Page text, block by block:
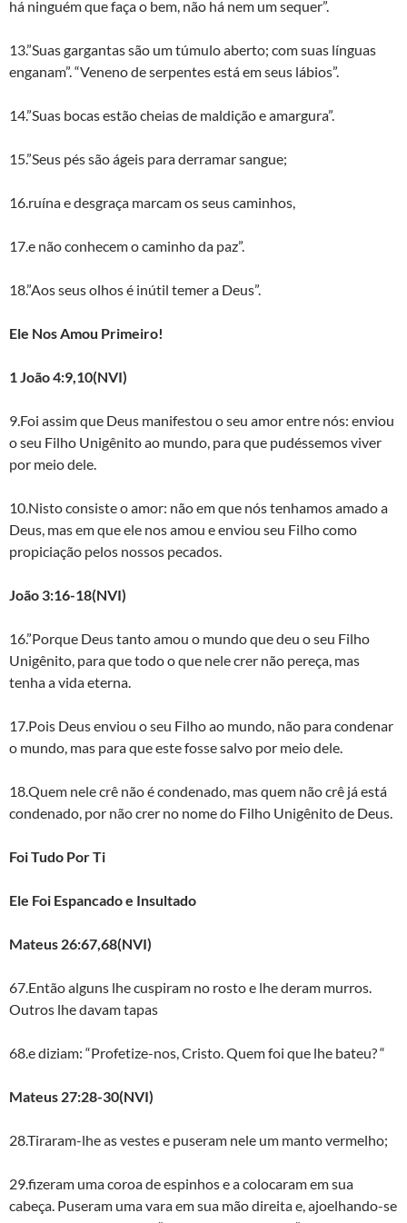
há ninguém que faça o bem, não há nem um sequer”.
13.”Suas gargantas são um túmulo aberto; com suas línguas
enganam”. “Veneno de serpentes está em seus lábios”.
14.”Suas bocas estão cheias de maldição e amargura”.
15.”Seus pés são ágeis para derramar sangue;
16.ruína e desgraça marcam os seus caminhos,
17.e não conhecem o caminho da paz”.
18.”Aos seus olhos é inútil temer a Deus”.
Ele Nos Amou Primeiro!
1 João 4:9,10(NVI)
9.Foi assim que Deus manifestou o seu amor entre nós: enviou
o seu Filho Unigênito ao mundo, para que pudéssemos viver
por meio dele.
10.Nisto consiste o amor: não em que nós tenhamos amado a
Deus, mas em que ele nos amou e enviou seu Filho como
propiciação pelos nossos pecados.
João 3:16-18(NVI)
16.”Porque Deus tanto amou o mundo que deu o seu Filho
Unigênito, para que todo o que nele crer não pereça, mas
tenha a vida eterna.
17.Pois Deus enviou o seu Filho ao mundo, não para condenar
o mundo, mas para que este fosse salvo por meio dele.
18.Quem nele crê não é condenado, mas quem não crê já está
condenado, por não crer no nome do Filho Unigênito de Deus.
Foi Tudo Por Ti
Ele Foi Espancado e Insultado
Mateus 26:67,68(NVI)
67.Então alguns lhe cuspiram no rosto e lhe deram murros.
Outros lhe davam tapas
68.e diziam: “Profetize-nos, Cristo. Quem foi que lhe bateu? “
Mateus 27:28-30(NVI)
28.Tiraram-lhe as vestes e puseram nele um manto vermelho;
29.fizeram uma coroa de espinhos e a colocaram em sua
cabeça. Puseram uma vara em sua mão direita e, ajoelhando-se